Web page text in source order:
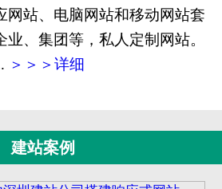
网站、电脑网站和移动网站套
、集团等，私人定制网站。
＞＞＞详细
建站案例